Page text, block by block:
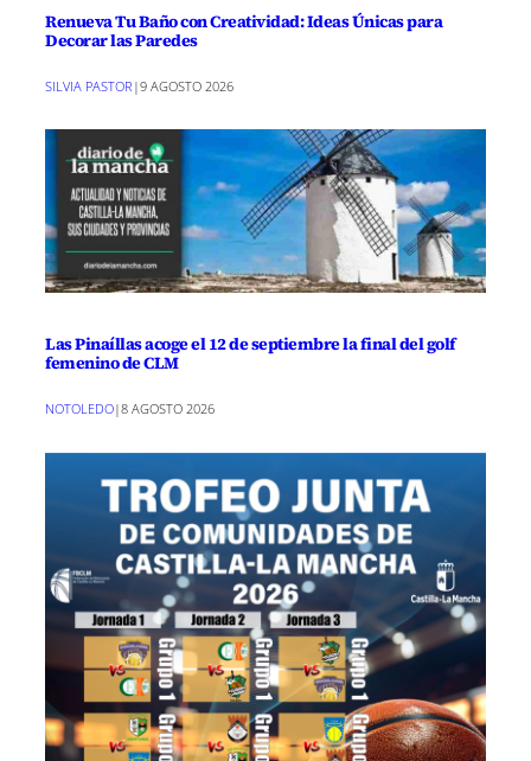
Renueva Tu Baño con Creatividad: Ideas Únicas para
Decorar las Paredes
SILVIA PASTOR |9 AGOSTO 2026
Las Pinaíllas acoge el 12 de septiembre la final del golf
femenino de CLM
NOTOLEDO|8 AGOSTO 2026